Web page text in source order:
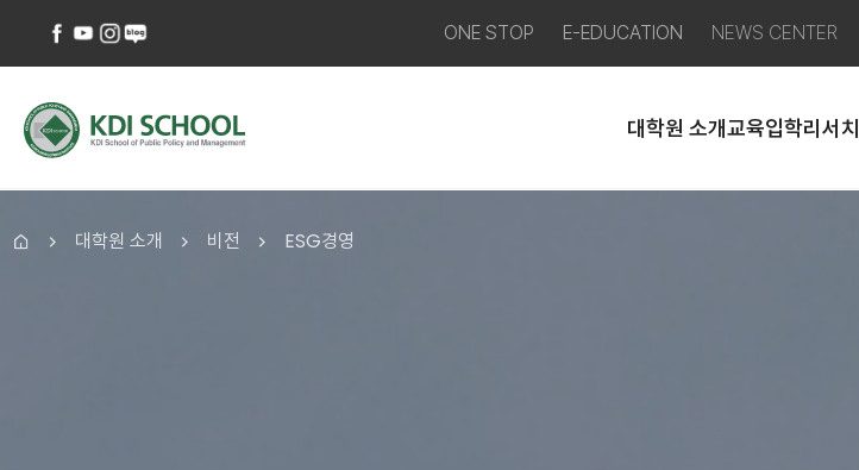
페이스북
바로가기
유튜브
바로가기
인스타그램
바로가기
네이버
블로그
ONE STOP E-EDUCATION NEWS CENTER
대학원 소개교육입학리서치
대학원 소개 비전 ESG경영